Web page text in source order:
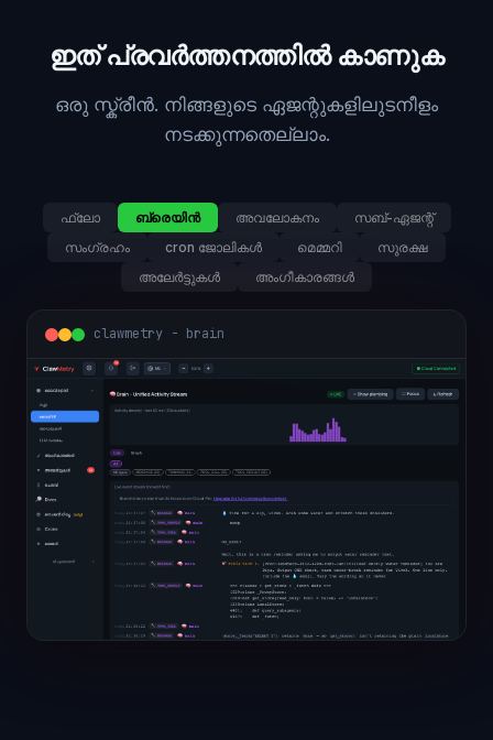
ഇത് പ്രവർത്തനത്തിൽ കാണുക
ഒരു സ്ക്രീൻ. നിങ്ങളുടെ ഏജന്റുകളിലുടനീളം
നടക്കുന്നതെല്ലാം.
ഫ്ലോ ബ്രെയിൻ അവലോകനം
സബ്-ഏജന്റ്
സംഗ്രഹം
cron ജോലികൾ മെമ്മറി
സുരക്ഷ
അലേർട്ടുകൾ
അംഗീകാരങ്ങൾ
clawmetry - overview